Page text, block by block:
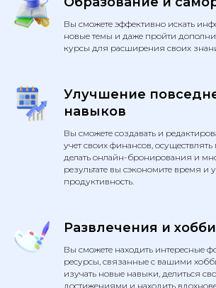
Вы сможете эффективно искать
новые темы и даже пройти
курсы для расширения своих
Улучшение
навыков
Вы сможете создавать и
учет своих финансов,
делать онлайн-бронирования и
результате вы сэкономите время и
продуктивность.
Развлечения и хобби
Вы сможете находить интересные
ресурсы, связанные с вашими
изучать новые навыки, делиться
достижениями и находить